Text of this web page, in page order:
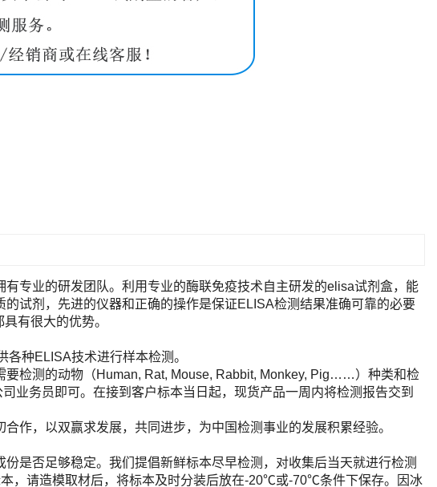
专业的研发团队。利用专业的酶联免疫技术自主研发的elisa试剂盒，能
试剂，先进的仪器和正确的操作是保证ELISA检测结果准确可靠的必要
有很大的优势。
种ELISA技术进行样本检测。
要检测的动物（Human, Rat, Mouse, Rabbit, Monkey, Pig……）种类和检
业务员即可。在接到客户标本当日起，现货产品一周内将检测报告交到
作，以双赢求发展，共同进步，为中国检测事业的发展积累经验。
是否足够稳定。我们提倡新鲜标本尽早检测，对收集后当天就进行检测
，请造模取材后，将标本及时分装后放在-20℃或-70℃条件下保存。因冰